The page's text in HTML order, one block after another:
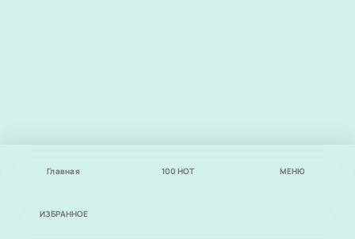
Главная 100 НОТ МЕНЮ
ИЗБРАННОЕ